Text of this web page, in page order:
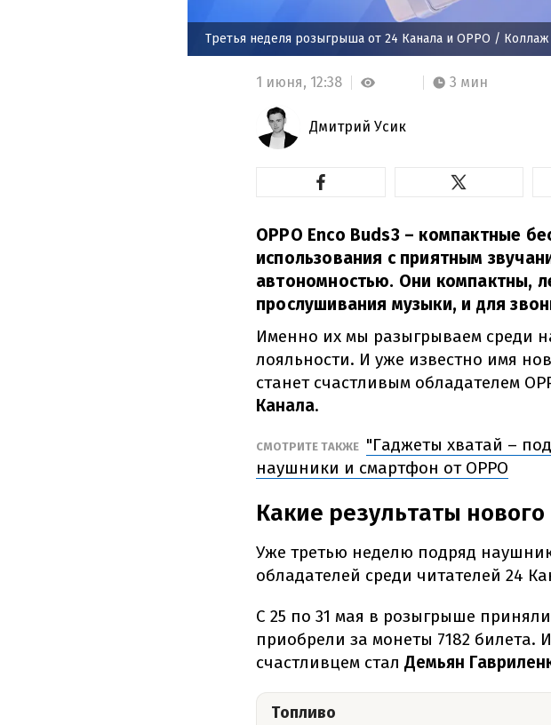
Третья неделя розыгрыша от 24 Канала и OPPO / Коллаж
1 июня, 12:38 3 мин
Дмитрий Усик
OPPO Enco Buds3 – компактные
использования с приятным
автономностью. Они компактны,
прослушивания музыки, и для
Именно их мы разыгрываем среди
лояльности. И уже известно имя
станет счастливым обладателем
Канала.
СМОТРИТЕ ТАКЖЕ "Гаджеты хватай –
наушники и смартфон от OPPO
Какие результаты
Уже третью неделю подряд
обладателей среди читателей 24
С 25 по 31 мая в розыгрыше
приобрели за монеты 7182
счастливцем стал Демьян
Топливо